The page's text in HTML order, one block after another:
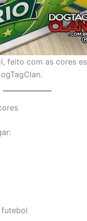
feito com as cores
futebol